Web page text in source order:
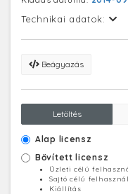
Technikai adatok:
Beágyazás
Letöltés
Alap licensz
Bővített licensz
Üzleti célú
Sajtó célú
Kiállítás